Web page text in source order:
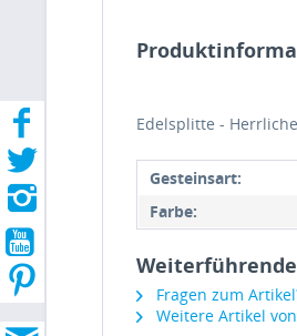
Edelsplitte -
Gesteinsart:
Farbe:
Weiterführende
Fragen zum
Weitere Artikel von